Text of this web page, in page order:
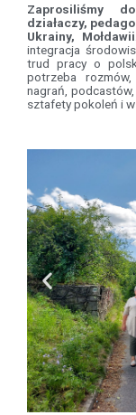
Zaprosiliśmy
działaczy,
Ukrainy, Mołdawii
integracja
trud pracy o
potrzeba
nagrań,
sztafety pokoleń i